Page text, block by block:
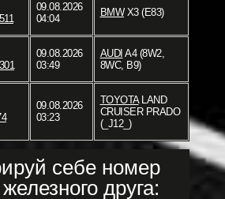
09.08.2026
04:04
BMWX3 (E83)
09.08.2026
03:49
AUDI A4 (8W2,
8WC, B9)
09.08.2026
03:23
TOYOTALAND
CRUISER PRADO
(_J12_)
себе номер
друга: